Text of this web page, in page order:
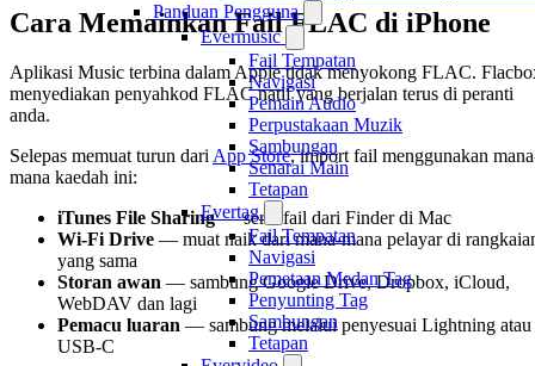
Panduan Pengguna
Evermusic
Fail Tempatan
Navigasi
Pemain Audio
Perpustakaan Muzik
Sambungan
Senarai Main
Tetapan
Evertag
Fail Tempatan
Navigasi
Pemetaan Medan Tag
Penyunting Tag
Sambungan
Tetapan
Cara Memainkan Fail FLAC di iPhone
Aplikasi Music terbina dalam Apple tidak menyokong FLAC.
menyediakan penyahkod FLAC natif yang berjalan terus di peranti
anda.
Selepas memuat turun dariApp Store, import fail menggunakan
mana kaedah ini:
iTunes File Sharing— seret fail dari Finder di Mac
Wi-Fi Drive — muat naik dari mana-mana pelayar di
yang sama
Storan awan — sambung Google Drive, Dropbox, iCloud,
WebDAV dan lagi
Pemacu luaran — sambung melalui penyesuai Lightning atau
USB-C